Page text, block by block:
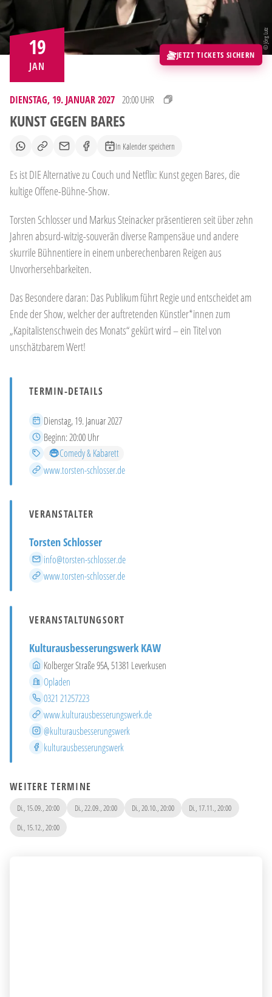
© Jörg Lutz
19
JAN
JETZT TICKETS SICHERN
DIENSTAG, 19. JANUAR 2027 20:00 UHR
KUNST GEGEN BARES
In Kalender speichern
Es ist DIE Alternative zu Couch und Netflix: Kunst gegen Bares, die
kultige Offene-Bühne-Show.
Torsten Schlosser und Markus Steinacker präsentieren seit über zehn
Jahren absurd-witzig-souverän diverse Rampensäue und andere
skurrile Bühnentiere in einem unberechenbaren Reigen aus
Unvorhersehbarkeiten.
Das Besondere daran: Das Publikum führt Regie und entscheidet am
Ende der Show, welcher der auftretenden Künstler*innen zum
„Kapitalistenschwein des Monats“ gekürt wird – ein Titel von
unschätzbarem Wert!
TERMIN-DETAILS
Datum
Dienstag, 19. Januar 2027
Beginn
Beginn:20:00 Uhr
Kategorien
Comedy & Kabarett
Mehr Infos
www.torsten-schlosser.de
VERANSTALTER
Torsten Schlosser
E-Mail
info@torsten-schlosser.de
Website
www.torsten-schlosser.de
VERANSTALTUNGSORT
Kulturausbesserungswerk KAW
Adresse
Kolberger Straße 95A, 51381 Leverkusen
Stadtteil
Opladen
Telefon
0321 21257223
Website
www.kulturausbesserungswerk.de
Instagram
@kulturausbesserungswerk
Facebook
kulturausbesserungswerk
WEITERE TERMINE
Di., 15.09., 20:00 Di., 22.09., 20:00 Di., 20.10., 20:00
Di., 17.11., 20:00
Di., 15.12., 20:00